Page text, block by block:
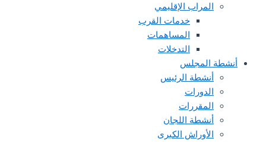
المراب الإقليمي
خدمات القرب
المساهمات
التدخلات
أنشطة المجلس
أنشطة الرئيس
الدورات
المقررات
أنشطة اللجان
الأوراش الكبرى